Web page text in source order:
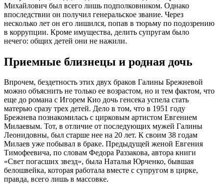
Михайлович был всего лишь подполковником. Однако
впоследствии он получил генеральское звание. Через
несколько лет он его лишился, попав в тюрьму по подозрению
в коррупции. Кроме имущества, делить супругам было
нечего: общих детей они не нажили.
Приемные близнецы и родная дочь
Впрочем, бездетность этих двух браков Галины Брежневой
можно объяснить не только ее возрастом, но и тем фактом, что
еще до романа с Игорем Кио дочь генсека успела стать
матерью сразу трех детей. Дело в том, что в 1951 году
Брежнева познакомилась с цирковым артистом Евгением
Милаевым. Тот, в отличие от последующих мужей Галины
Леонидовны, был старше нее на 20 лет. К своим 38 годам
Милаев уже побывал в браке. Предыдущей женой Евгения
Тимофеевича, по словам Федора Раззакова, автора книги
«Свет погасших звезд», была Наталья Юрченко, бывшая
белошвейка, которая работала вместе с супругом в цирке,
правда, всего лишь в массовке.